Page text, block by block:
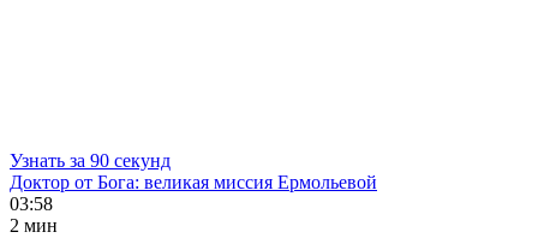
Узнать за 90 секунд
Доктор от Бога: великая миссия Ермольевой
03:58
2 мин